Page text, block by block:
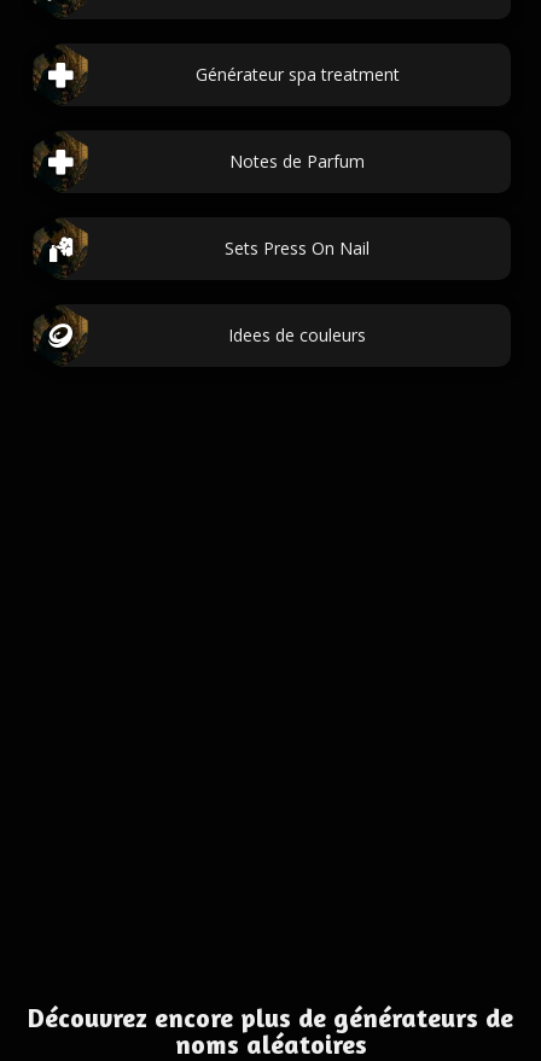
Générateur spa treatment
Notes de Parfum
Sets Press On Nail
Idees de couleurs
Découvrez encore plus de générateurs de
noms aléatoires